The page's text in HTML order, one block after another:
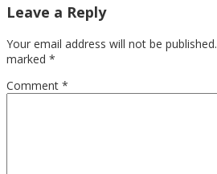
Leave a Reply
Your email address will not be published.
marked *
Comment *